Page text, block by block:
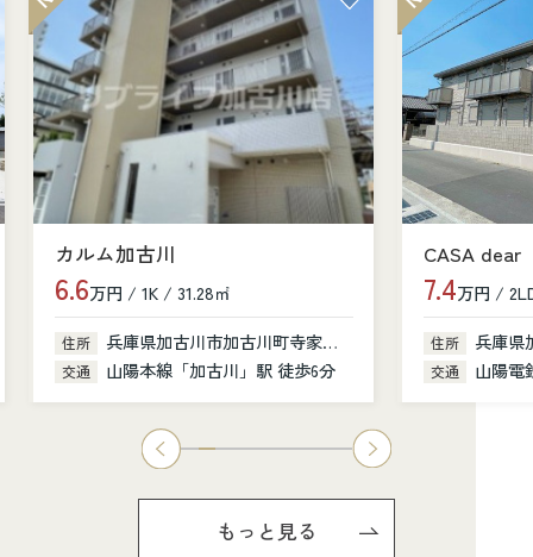
カルム加古川
6.6万円 / 1K / 31.28㎡
住所 兵庫県加古川市加古川町寺家町379-1
交通 山陽本線「加古川」駅 徒歩6分
CASA dear
7.4万円 /
住所 兵庫県
交通 山陽電
もっと見る